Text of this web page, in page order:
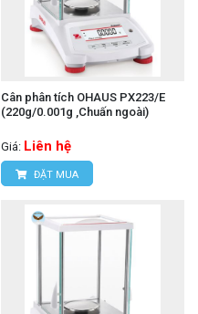
Cân phân tích OHAUS PX223/E
(220g/0.001g ,Chuấn ngoài)
Giá: Liên hệ
ĐẶT MUA